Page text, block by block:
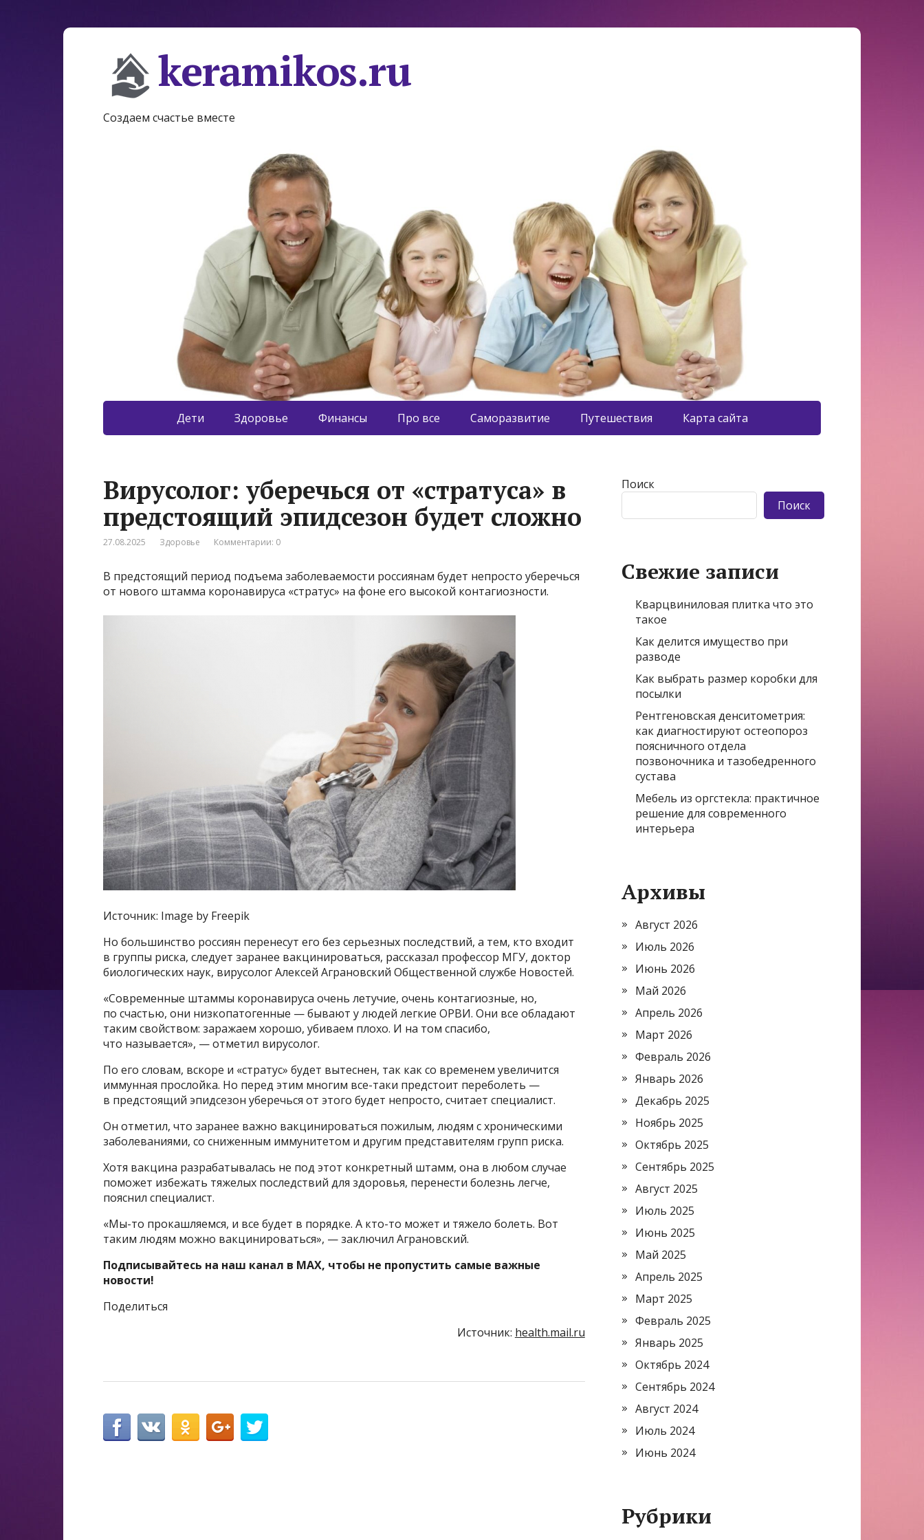
keramikos.ru
Создаем счастье вместе
Дети Здоровье Финансы Про все Саморазвитие Путешествия Карта сайта
Вирусолог: уберечься от «стратуса» в
предстоящий эпидсезон будет сложно
27.08.2025 Здоровье Комментарии: 0
В предстоящий период подъема заболеваемости россиянам будет непросто уберечься
от нового штамма коронавируса «стратус» на фоне его высокой контагиозности.
Источник: Image by Freepik
Но большинство россиян перенесут его без серьезных последствий, а тем, кто входит
в группы риска, следует заранее вакцинироваться, рассказал профессор МГУ, доктор
биологических наук, вирусолог Алексей Аграновский Общественной службе Новостей.
«Современные штаммы коронавируса очень летучие, очень контагиозные, но,
по счастью, они низкопатогенные — бывают у людей легкие ОРВИ. Они все обладают
таким свойством: заражаем хорошо, убиваем плохо. И на том спасибо,
что называется», — отметил вирусолог.
По его словам, вскоре и «стратус» будет вытеснен, так как со временем увеличится
иммунная прослойка. Но перед этим многим все-таки предстоит переболеть —
в предстоящий эпидсезон уберечься от этого будет непросто, считает специалист.
Он отметил, что заранее важно вакцинироваться пожилым, людям с хроническими
заболеваниями, со сниженным иммунитетом и другим представителям групп риска.
Хотя вакцина разрабатывалась не под этот конкретный штамм, она в любом случае
поможет избежать тяжелых последствий для здоровья, перенести болезнь легче,
пояснил специалист.
«Мы-то прокашляемся, и все будет в порядке. А кто-то может и тяжело болеть. Вот
таким людям можно вакцинироваться», — заключил Аграновский.
Подписывайтесь на наш канал в MAX, чтобы не пропустить самые важные
новости!
Поделиться
Источник: health.mail.ru
Поиск
Поиск
Свежие записи
Кварцвиниловая плитка что это
такое
Как делится имущество при
разводе
Как выбрать размер коробки для
посылки
Рентгеновская денситометрия:
как диагностируют остеопороз
поясничного отдела
позвоночника и тазобедренного
сустава
Мебель из оргстекла: практичное
решение для современного
интерьера
Архивы
Август 2026
Июль 2026
Июнь 2026
Май 2026
Апрель 2026
Март 2026
Февраль 2026
Январь 2026
Декабрь 2025
Ноябрь 2025
Октябрь 2025
Сентябрь 2025
Август 2025
Июль 2025
Июнь 2025
Май 2025
Апрель 2025
Март 2025
Февраль 2025
Январь 2025
Октябрь 2024
Сентябрь 2024
Август 2024
Июль 2024
Июнь 2024
Рубрики